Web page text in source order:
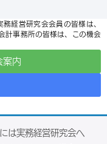
経営研究会会員の皆様は、
計事務所の皆様は、この機会
案内
は実務経営研究会へ